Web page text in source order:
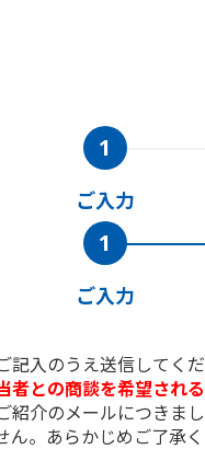
ご入力
ご入力
入のうえ送信してくだ
との商談を希望され
介のメールにつきまし
。あらかじめご了承く